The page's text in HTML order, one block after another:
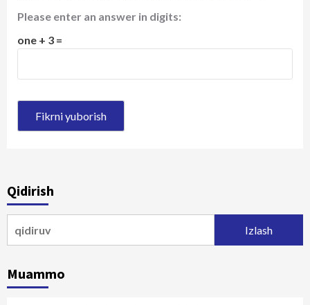
Please enter an answer in digits:
one + 3 =
Qidirish
Muammo